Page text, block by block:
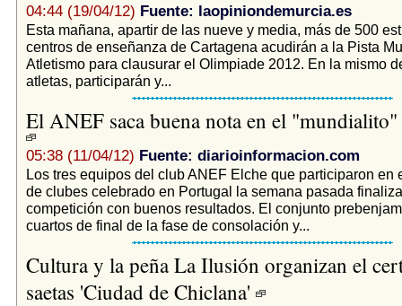
04:44 (19/04/12) Fuente: laopiniondemurcia.es
Esta mañana, apartir de las nueve y media, más de 500
centros de enseñanza de Cartagena acudirán a la Pista
Atletismo para clausurar el Olimpiade 2012. En la mismo
atletas, participarán y...
El ANEF saca buena nota en el
05:38 (11/04/12) Fuente: diarioinformacion.com
Los tres equipos del club ANEF Elche que participaron en
de clubes celebrado en Portugal la semana pasada
competición con buenos resultados. El conjunto
cuartos de final de la fase de consolación y...
Cultura y la peña La Ilusión organizan el
saetas 'Ciudad de Chiclana'